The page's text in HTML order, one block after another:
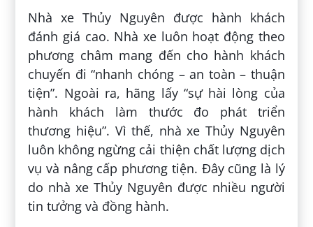
Nhà xe Thủy Nguyên được hành khách
đánh giá cao. Nhà xe luôn hoạt động theo
phương châm mang đến cho hành khách
chuyến đi “nhanh chóng – an toàn – thuận
tiện”. Ngoài ra, hãng lấy “sự hài lòng của
hành khách làm thước đo phát triển
thương hiệu”. Vì thế, nhà xe Thủy Nguyên
luôn không ngừng cải thiện chất lượng dịch
vụ và nâng cấp phương tiện. Đây cũng là lý
do nhà xe Thủy Nguyên được nhiều người
tin tưởng và đồng hành.